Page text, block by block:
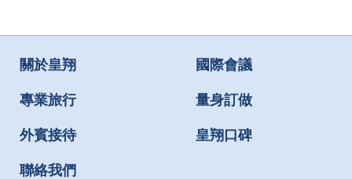
關於皇翔 國際會議
專業旅行 量身訂做
外賓接待 皇翔口碑
聯絡我們